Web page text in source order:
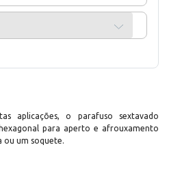
aplicações, o parafuso sextavado
para aperto e afrouxamento
ou um soquete.